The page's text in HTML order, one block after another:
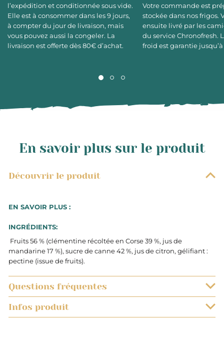
l’expédition et conditionnée sous vide.
Elle est à consommer dans les 9 jours,
à compter du jour de livraison, mais
vous pouvez aussi la congeler. La
livraison est offerte dès 80€ d’achat.
Votre commande est
stockée dans nos frigos.
ensuite livré par les
du service Chronofresh.
froid est garantie
En savoir plus sur le produit
Découvrir le produit
EN SAVOIR PLUS :
INGRÉDIENTS:
Fruits 56 % (clémentine récoltée en Corse 39 %, jus de
mandarine 17 %), sucre de canne 42 %, jus de citron, gélifiant :
pectine (issue de fruits).
Questions fréquentes
QUELS SONT LES DÉLAIS DE LIVRAISON ?
Infos produit